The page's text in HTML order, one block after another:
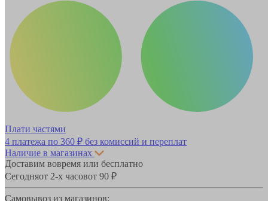
Плати частями
4 платежа по 360 ₽ без комиссий и переплат
Наличие в магазинах
Доставим вовремя или бесплатно
Сегодняот 2-х часовот 90 ₽
Самовывоз из магазинов: